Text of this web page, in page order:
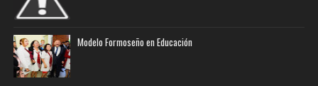
Modelo Formoseño en Educación